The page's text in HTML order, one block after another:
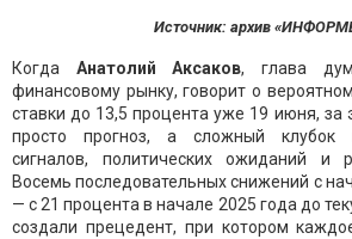
Источник: архив
Когда Анатолий Аксаков, глава
финансовому рынку, говорит о
ставки до 13,5 процента уже 19 июня, за
просто прогноз, а сложный клубок
сигналов, политических ожиданий и
Восемь последовательных снижений с
— с 21 процента в начале 2025 года до
создали прецедент, при котором